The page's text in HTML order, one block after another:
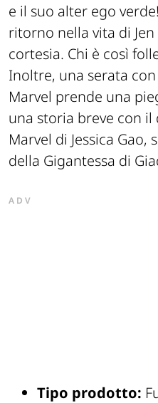
e il suo alter ego
ritorno nella vita di
cortesia. Chi è così
Inoltre, una serata
Marvel prende una
una storia breve con
Marvel di Jessica
della Gigantessa di
ADV
Tipo prodotto: